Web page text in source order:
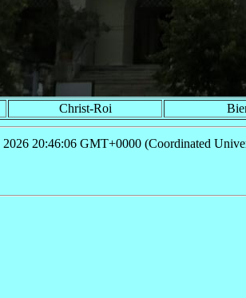
Christ-Roi
2026 20:46:06 GMT+0000 (Coordinated